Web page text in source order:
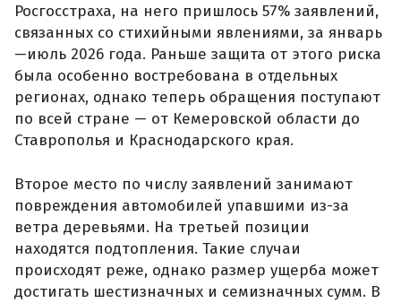
Росгосстраха, на него пришлось 57% заявлений,
связанных со стихийными явлениями, за январь
—июль 2026 года. Раньше защита от этого риска
была особенно востребована в отдельных
регионах, однако теперь обращения поступают
по всей стране — от Кемеровской области до
Ставрополья и Краснодарского края.
Второе место по числу заявлений занимают
повреждения автомобилей упавшими из-за
ветра деревьями. На третьей позиции
находятся подтопления. Такие случаи
происходят реже, однако размер ущерба может
достигать шестизначных и семизначных сумм. В